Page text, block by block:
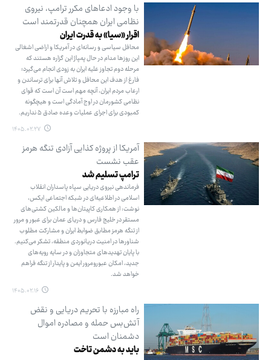
با وجود ادعاهای مکرر ترامپ، نیروی
نظامی ایران همچنان قدرتمند است
اقرار «سیا» به قدرت ایران
محافل سیاسی و رسانه‌ای در آمریکا و اراضی اشغالی
این روزها مدام در حال پمپاژ این گزاره هستند که
مرحله دوم تجاوز علیه ایران به زودی انجام می‌گیرد؛
فارغ از هدف این محافل و تلاش آنها برای ترساندن و
ارعاب مردم ایران، آنچه مهم است آن است که قوای
نظامی کشورمان در اوج آمادگی است و هیچگونه
کمبودی برای اجرای عملیات وعده صادق ۵ نداریم.
۱۴۰۵.۰۲.۲۷
آمریکا از پروژه کذایی آزادی تنگه هرمز
عقب نشست
ترامپ تسلیم شد
فرماندهی نیروی دریایی سپاه پاسداران انقلاب
اسلامی در اطلاعیه‌ای در شبکه اجتماعی ایکس،
نوشت: از همکاری کاپیتان‌ها و مالکین کشتی‌های
مستقر در خلیج فارس و دریای عمان برای عبور و مرور
از تنگه هرمز مطابق ضوابط ایران و مشارکت مطلوب
شناورها در امنیت دریانوردی منطقه، تشکر می‌کنیم.
با پایان تهدیدهای متجاوزان و در سایه رویه‌های
جدید، امکان عبورومرور ایمن و پایدار از تنگه فراهم
خواهد شد.
۱۴۰۵.۰۲.۱۶
راه مبارزه با تحریم دریایی و نقض
آتش‌بس حمله و مصادره اموال
دشمنان است
باید به دشمن تاخت